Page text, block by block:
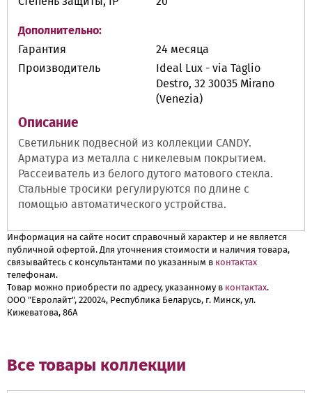
Дополнительно:
Гарантия
24 месяца
Производитель
Ideal Lux - via Taglio
Destro, 32 30035 Mirano
(Venezia)
Описание
Светильник подвесной из коллекции CANDY.
Арматура из металла с никелевым покрытием.
Рассеиватель из белого дутого матового стекла.
Стальные тросики регулируются по длине с
помощью автоматического устройства.
Информация на сайте носит справочный характер и не является
публичной офертой. Для уточнения стоимости и наличия товара,
связывайтесь с консультантами по указанным в контактах
телефонам.
Товар можно приобрести по адресу, указанному в контактах.
ООО "Евролайт", 220024, Республика Беларусь, г. Минск, ул.
Кижеватова, 86А
Все товары коллекции